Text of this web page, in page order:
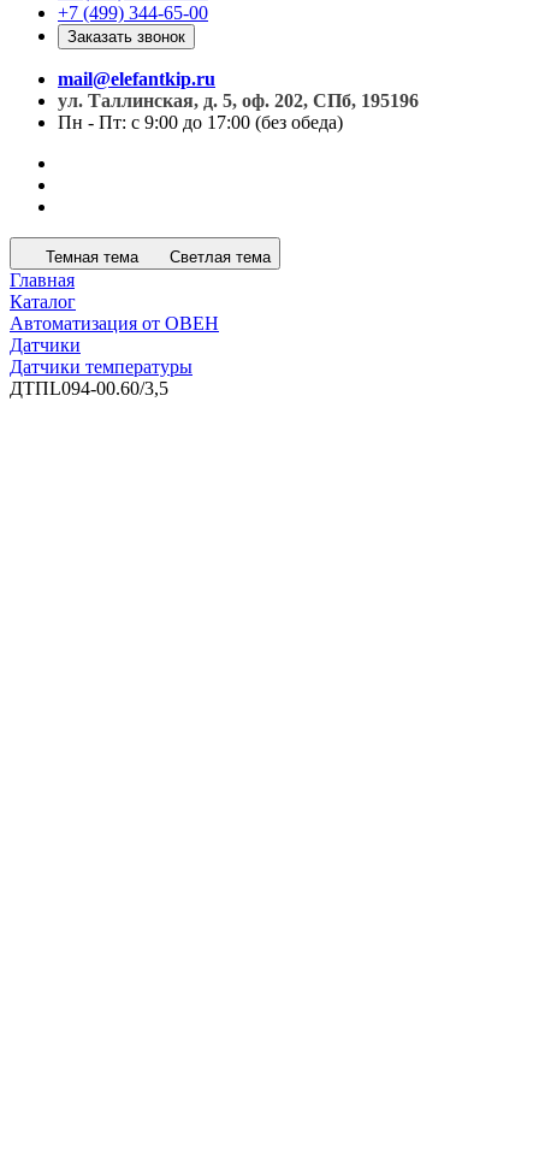
+7 (499) 344-65-00
Заказать звонок
mail@elefantkip.ru
ул. Таллинская, д. 5, оф. 202, СПб, 195196
Пн - Пт: с 9:00 до 17:00 (без обеда)
Темная тема Светлая тема
Главная
Каталог
Автоматизация от ОВЕН
Датчики
Датчики температуры
ДТПL094-00.60/3,5